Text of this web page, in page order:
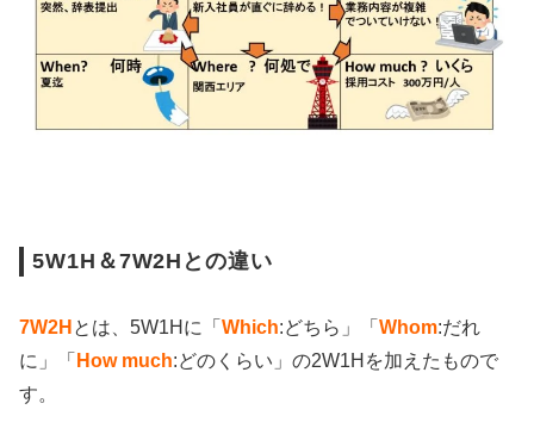
5W1H＆7W2Hとの違い
7W2H とは、5W1Hに「 Which:どちら」「 Whom:だれ
に」「 How much:どのくらい」の2W1Hを加えたもので
す。